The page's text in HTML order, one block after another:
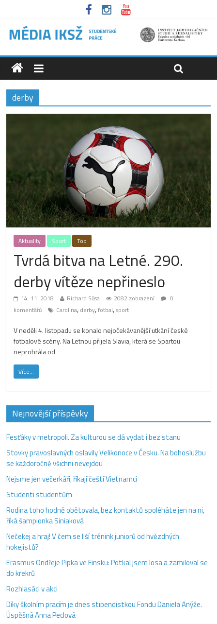
derby
Aktuality Sport Top
Tvrdá bitva na Letné. 290.
derby vítěze nepřineslo
14. 11. 2018 Richard Sůsa 2082 zobrazení
0
komentářů
Carolina, derby,fotbal,sport
V neděli 4. listopadu se konalo nejočekávanější utkání české
fotbalové scény. Na Letnou přijela Slavia, která se Spartou
neprohrála od
Více...
Nejnovější příspěvky
Fesťáky v metropoli. Za kulturou se dá vydat i bez stanu
Stovky pravoslavných oslavily Velikonoce v Česku. Na bohoslužbu
se každoročně všichni nevejdou
Nejsme jen večerkáři, říkají čeští Vietnamci
Studenti studentům
Rodina toho hodně obětovala, bez kontaktů spoléháte jen na ni,
říká šampionka Siniaková
Nečekej a hraj! V čem se liší trénink juniorů od hvězdných
hokejistů?
Erasmus Ondřeje Pipka ve Finsku: Potkal jsem losa a zamiloval se
do krekrů
Rozhlasáci v akci
Díky školním pracím je dnes stipendistkou Fondu Daniela Anýže.
Úspěšná Anna Peclová